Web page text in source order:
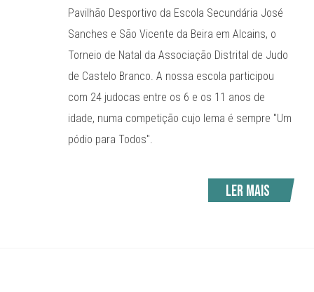
Pavilhão Desportivo da Escola Secundária José
Sanches e São Vicente da Beira em Alcains, o
Torneio de Natal da Associação Distrital de Judo
de Castelo Branco. A nossa escola participou
com 24 judocas entre os 6 e os 11 anos de
idade, numa competição cujo lema é sempre "Um
pódio para Todos".
Ler mais